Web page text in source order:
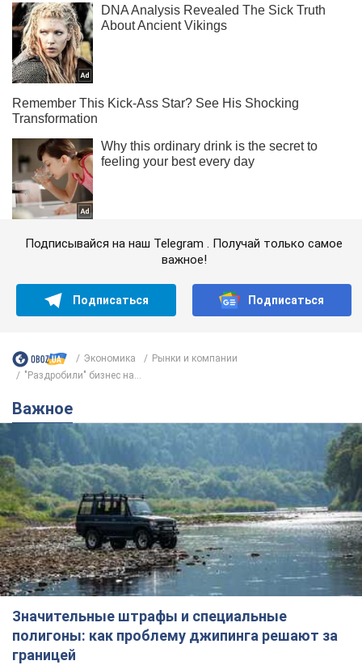
Подписывайся на наш Telegram . Получай только самое
важное!
Подписаться Подписаться
Экономика
Рынки и компании
"Раздробили" бизнес на...
Важное
Значительные штрафы и специальные
полигоны: как проблему джипинга решают за
границей